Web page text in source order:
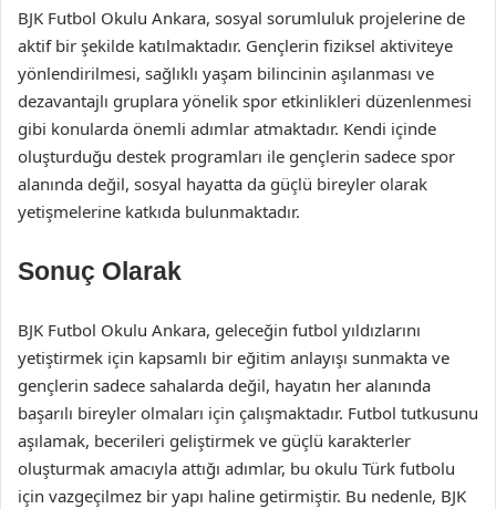
BJK Futbol Okulu Ankara, sosyal sorumluluk projelerine de
aktif bir şekilde katılmaktadır. Gençlerin fiziksel aktiviteye
yönlendirilmesi, sağlıklı yaşam bilincinin aşılanması ve
dezavantajlı gruplara yönelik spor etkinlikleri düzenlenmesi
gibi konularda önemli adımlar atmaktadır. Kendi içinde
oluşturduğu destek programları ile gençlerin sadece spor
alanında değil, sosyal hayatta da güçlü bireyler olarak
yetişmelerine katkıda bulunmaktadır.
Sonuç Olarak
BJK Futbol Okulu Ankara, geleceğin futbol yıldızlarını
yetiştirmek için kapsamlı bir eğitim anlayışı sunmakta ve
gençlerin sadece sahalarda değil, hayatın her alanında
başarılı bireyler olmaları için çalışmaktadır. Futbol tutkusunu
aşılamak, becerileri geliştirmek ve güçlü karakterler
oluşturmak amacıyla attığı adımlar, bu okulu Türk futbolu
için vazgeçilmez bir yapı haline getirmiştir. Bu nedenle, BJK